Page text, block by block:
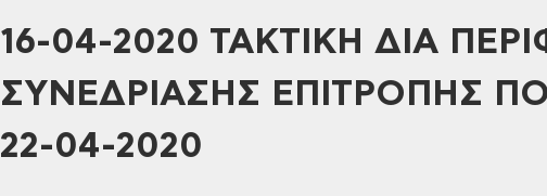
16-04-2020 ΤΑΚΤΙΚΗ ΔΙΑ
ΣΥΝΕΔΡΙΑΣΗΣ ΕΠΙΤΡΟΠΗΣ
22-04-2020